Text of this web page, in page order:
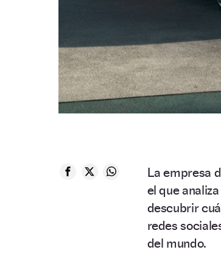
La empresa
el que
descubrir
redes
del mundo.